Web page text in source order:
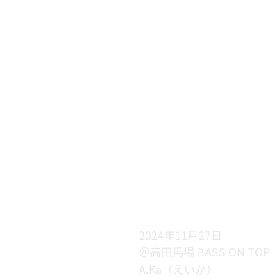
2024年11月27日
＠高田馬場 BASS ON TOP
A.Ka（えいか）